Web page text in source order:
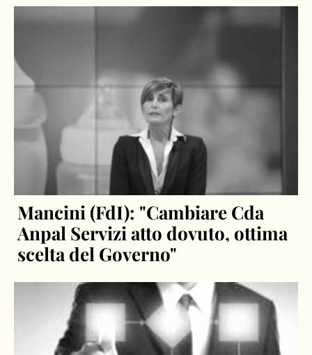
Mancini (FdI): "Cambiare Cda
Anpal Servizi atto dovuto, ottima
scelta del Governo"